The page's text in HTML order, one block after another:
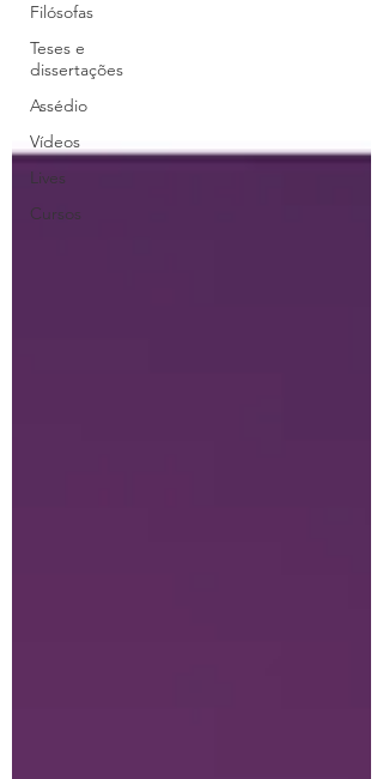
Filósofas
Teses e
dissertações
Assédio
Vídeos
Lives
Cursos